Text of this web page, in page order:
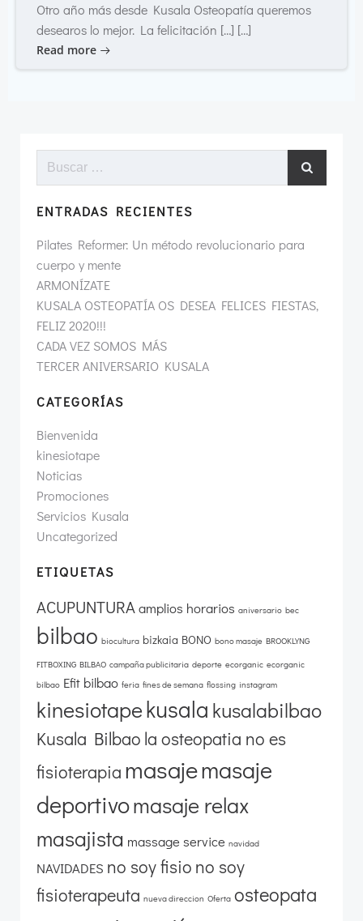
Otro año más desde Kusala Osteopatía queremos
desearos lo mejor. La felicitación […] […]
Read more
Buscar:
ENTRADAS RECIENTES
Pilates Reformer: Un método revolucionario para
cuerpo y mente
ARMONÍZATE
KUSALA OSTEOPATÍA OS DESEA FELICES FIESTAS,
FELIZ 2020!!!
CADA VEZ SOMOS MÁS
TERCER ANIVERSARIO KUSALA
CATEGORÍAS
Bienvenida
kinesiotape
Noticias
Promociones
Servicios Kusala
Uncategorized
ETIQUETAS
ACUPUNTURA amplios horarios aniversario bec
bilbao biocultura bizkaia BONO bono masaje BROOKLYNG
FITBOXING BILBAO campaña publicitaria deporte ecorganic ecorganic
bilbao Efit bilbao feria fines de semana flossing instagram
kinesiotapekusala kusalabilbao
Kusala Bilbao la osteopatia no es
fisioterapia masajemasaje
deportivomasaje relax
masajista massage service navidad
NAVIDADES no soy fisio no soy
fisioterapeuta nueva direccion Oferta osteopata